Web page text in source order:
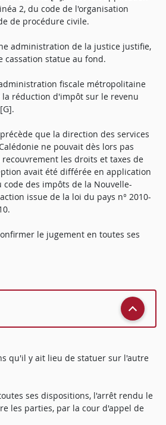
2, du code de l'organisation
de procédure civile.
administration de la justice justifie,
cassation statue au fond.
fiscale métropolitaine
la réduction d'impôt sur le revenu
que la direction des services
ne pouvait dès lors pas
les droits et taxes de
avait été différée en application
code des impôts de la Nouvelle-
issue de la loi du pays n° 2010-
le jugement en toutes ses
qu'il y ait lieu de statuer sur l'autre
toutes ses dispositions, l'arrêt rendu le
les parties, par la cour d'appel de